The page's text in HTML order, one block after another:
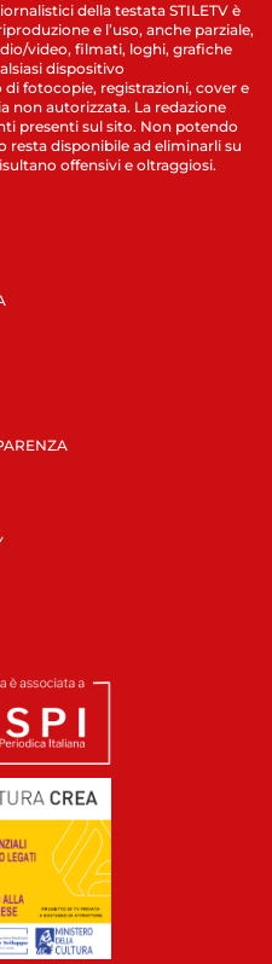
della testata STILETV è
e l’uso, anche parziale,
video, filmati, loghi, grafiche
dispositivo
fotocopie, registrazioni, cover e
non autorizzata. La redazione
presenti sul sito. Non potendo
disponibile ad eliminarli su
offensivi e oltraggiosi.